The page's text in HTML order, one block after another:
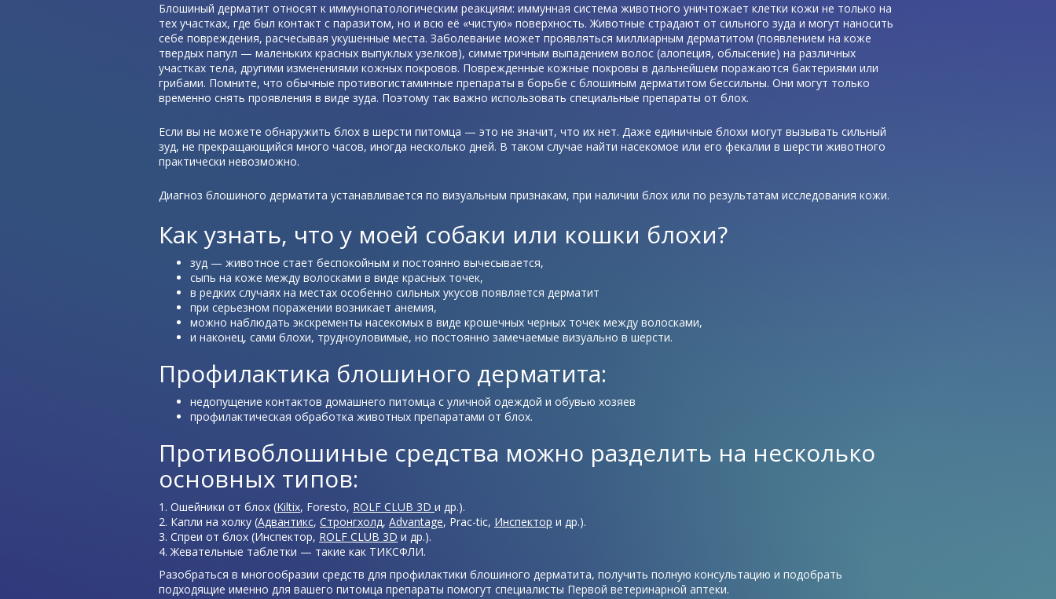
Блошиный дерматит относят к иммунопатологическим реакциям: иммунная система животного уничтожает клетки кожи не только на
тех участках, где был контакт с паразитом, но и всю её «чистую» поверхность. Животные страдают от сильного зуда и могут наносить
себе повреждения, расчесывая укушенные места. Заболевание может проявляться миллиарным дерматитом (появлением на коже
твердых папул — маленьких красных выпуклых узелков), симметричным выпадением волос (алопеция, облысение) на различных
участках тела, другими изменениями кожных покровов. Поврежденные кожные покровы в дальнейшем поражаются бактериями или
грибами. Помните, что обычные противогистаминные препараты в борьбе с блошиным дерматитом бессильны. Они могут только
временно снять проявления в виде зуда. Поэтому так важно использовать специальные препараты от блох.
Если вы не можете обнаружить блох в шерсти питомца — это не значит, что их нет. Даже единичные блохи могут вызывать сильный
зуд, не прекращающийся много часов, иногда несколько дней. В таком случае найти насекомое или его фекалии в шерсти животного
практически невозможно.
Диагноз блошиного дерматита устанавливается по визуальным признакам, при наличии блох или по результатам исследования кожи.
Как узнать, что у моей собаки или кошки блохи?
зуд — животное стает беспокойным и постоянно вычесывается,
сыпь на коже между волосками в виде красных точек,
в редких случаях на местах особенно сильных укусов появляется дерматит
при серьезном поражении возникает анемия,
можно наблюдать экскременты насекомых в виде крошечных черных точек между волосками,
и наконец, сами блохи, трудноуловимые, но постоянно замечаемые визуально в шерсти.
Профилактика блошиного дерматита:
недопущение контактов домашнего питомца с уличной одеждой и обувью хозяев
профилактическая обработка животных препаратами от блох.
Противоблошиные средства можно разделить на несколько
основных типов:
Ошейники от блох (Kiltix, Foresto, ROLF CLUB 3D и др.).
Капли на холку (Адвантикс, Стронгхолд, Advantage, Prac-tic, Инспектор и др.).
Спреи от блох (Инспектор, ROLF CLUB 3D и др.).
Жевательные таблетки — такие как ТИКСФЛИ.
Разобраться в многообразии средств для профилактики блошиного дерматита, получить полную консультацию и подобрать
подходящие именно для вашего питомца препараты помогут специалисты Первой ветеринарной аптеки.